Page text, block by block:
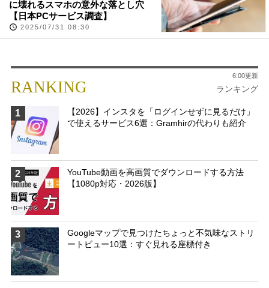
に壊れるスマホの意外な落とし穴
【日本PCサービス調査】
2025/07/31 08:30
RANKING ランキング
6:00更新
1
【2026】インスタを「ログインせずに見るだけ」
で使えるサービス6選：Gramhirの代わりも紹介
2
YouTube動画を高画質でダウンロードする方法
【1080p対応・2026版】
3
Googleマップで見つけたちょっと不気味なストリ
ートビュー10選：すぐ見れる座標付き